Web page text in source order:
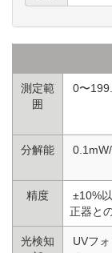
測定範
囲
0〜
分解能
精度
±10%
正器と
光検知
UVフ